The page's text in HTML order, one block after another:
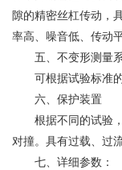
隙的精密丝杠传动，
率高、噪音低、传动
五、不变形测量
可根据试验标准
六、保护装置
根据不同的试验
对撞。具有过载、过
七、详细参数：